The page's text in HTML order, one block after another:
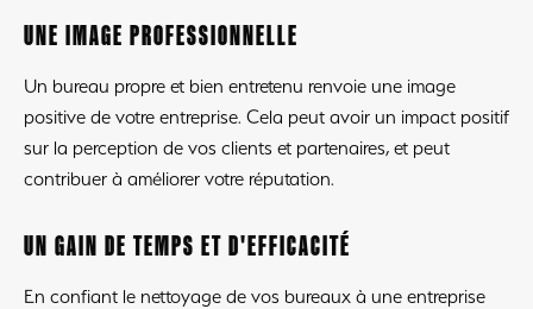
UNE IMAGE PROFESSIONNELLE
Un bureau propre et bien entretenu renvoie une image
positive de votre entreprise. Cela peut avoir un impact positif
sur la perception de vos clients et partenaires, et peut
contribuer à améliorer votre réputation.
UN GAIN DE TEMPS ET D'EFFICACITÉ
En confiant le nettoyage de vos bureaux à une entreprise